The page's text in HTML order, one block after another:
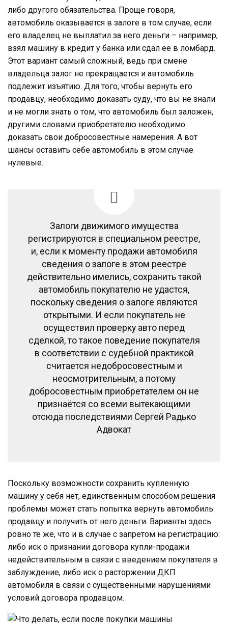
либо другого обязательства. Проще говоря,
автомобиль оказывается в залоге в том случае, если
его владелец не выплатил за него деньги – например,
взял машину в кредит у банка или сдал ее в ломбард.
Этот вариант самый сложный, ведь при смене
владельца залог не прекращается и автомобиль
подлежит изъятию. Для того, чтобы вернуть его
продавцу, необходимо доказать суду, что вы не знали
и не могли знать о том, что автомобиль был заложен,
другими словами приобретателю необходимо
доказать свои добросовестные намерения. А вот
шансы оставить себе автомобиль в этом случае
нулевые.
Залоги движимого имущества
регистрируются в специальном реестре,
и, если к моменту продажи автомобиля
сведения о залоге в этом реестре
действительно имелись, сохранить такой
автомобиль покупателю не удастся,
поскольку сведения о залоге являются
открытыми. И если покупатель не
осуществил проверку авто перед
сделкой, то такое поведение покупателя
в соответствии с судебной практикой
считается недобросовестным и
неосмотрительным, а потому
добросовестным приобретателем он не
признаётся со всеми вытекающими
отсюда последствиями Сергей Радько
Адвокат
Поскольку возможности сохранить купленную
машину у себя нет, единственным способом решения
проблемы может стать попытка вернуть автомобиль
продавцу и получить от него деньги. Варианты здесь
ровно те же, что и в случае с запретом на регистрацию:
либо иск о признании договора купли-продажи
недействительным в связи с введением покупателя в
заблуждение, либо иск о расторжении ДКП
автомобиля в связи с существенными нарушениями
условий договора продавцом.